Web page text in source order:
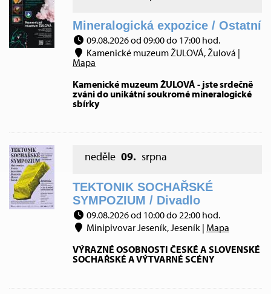
Mineralogická expozice / Ostatní
09.08.2026 od 09:00 do 17:00 hod.
Kamenické muzeum ŽULOVÁ, Žulová |
Mapa
Kamenické muzeum ŽULOVÁ - jste srdečně
zváni do unikátní soukromé mineralogické
sbírky
neděle 09. srpna
TEKTONIK SOCHAŘSKÉ
SYMPOZIUM / Divadlo
09.08.2026 od 10:00 do 22:00 hod.
Minipivovar Jeseník, Jeseník | Mapa
VÝRAZNÉ OSOBNOSTI ČESKÉ A SLOVENSKÉ
SOCHAŘSKÉ A VÝTVARNÉ SCÉNY